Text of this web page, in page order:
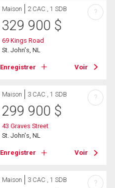
Maison 2 CAC , 1 SDB
329 900 $
69 Kings Road
St. John's, NL
Enregistrer Voir
?
Maison 3 CAC , 1 SDB
299 900 $
43 Graves Street
St. John's, NL
Enregistrer Voir
?
Maison 3 CAC , 1 SDB ?